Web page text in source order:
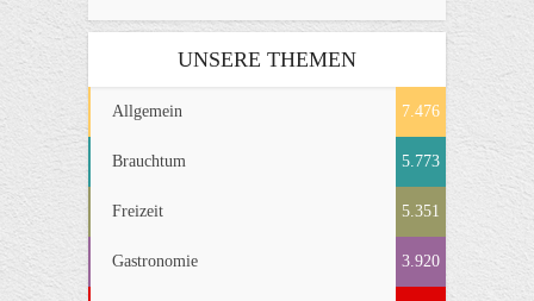
UNSERE THEMEN
Allgemein 7.476
Brauchtum 5.773
Freizeit 5.351
Gastronomie 3.920